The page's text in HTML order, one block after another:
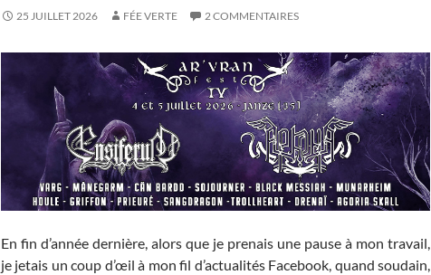
25 JUILLET 2026 FÉE VERTE 2 COMMENTAIRES
En fin d’année dernière, alors que je prenais une pause à mon travail,
je jetais un coup d’œil à mon fil d’actualités Facebook, quand soudain,